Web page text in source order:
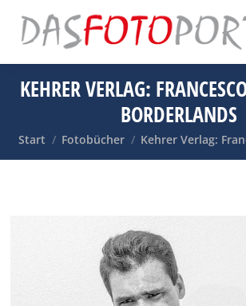
KEHRER VERLAG:
BORDERLANDS
Sie befinden sich hier:
Start Fotobücher Kehrer Verlag: